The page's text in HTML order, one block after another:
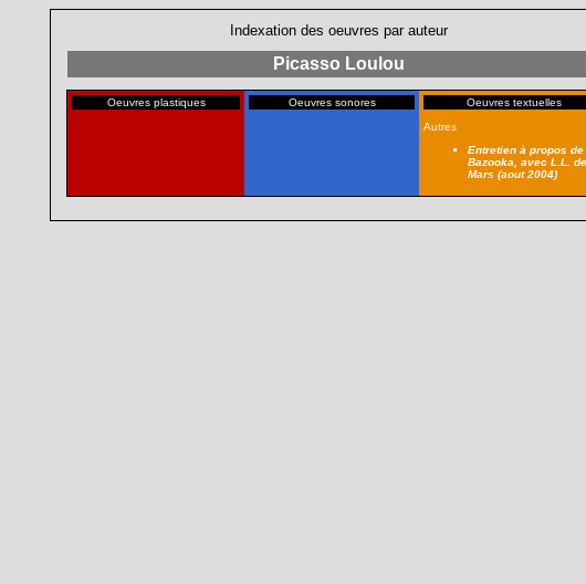
Indexation des oeuvres par auteur
Picasso Loulou
Oeuvres plastiques Oeuvres sonores
Oeuvres textuelles
Autres
Entretien à propos de
Bazooka, avec L.L. de
Mars (aout 2004)